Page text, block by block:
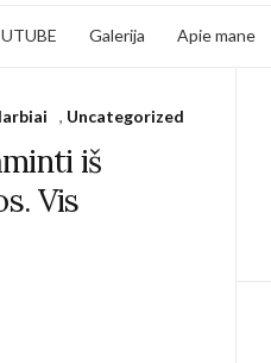
Galerija Apie mane
, Uncategorized
iš
Vis